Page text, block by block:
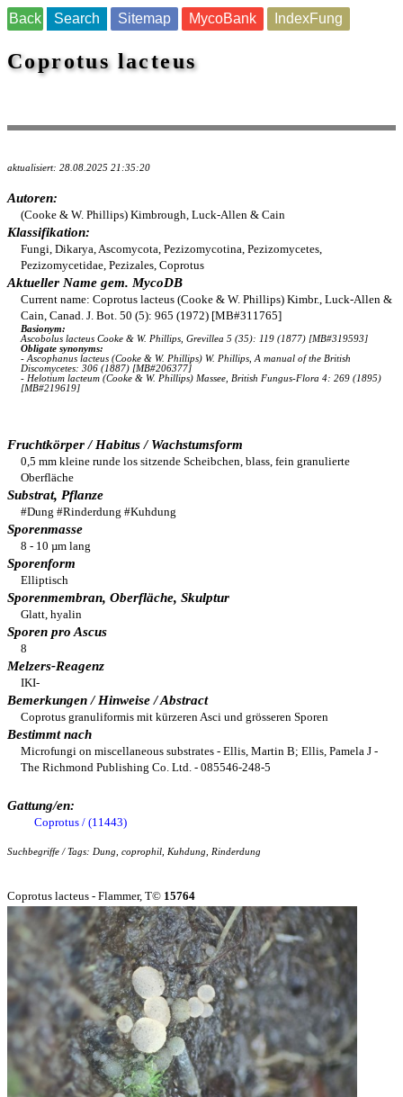
Back Search Sitemap MycoBank IndexFung
Coprotus lacteus
aktualisiert: 28.08.2025 21:35:20
Autoren:
(Cooke & W. Phillips) Kimbrough, Luck-Allen & Cain
Klassifikation:
Fungi, Dikarya, Ascomycota, Pezizomycotina, Pezizomycetes,
Pezizomycetidae, Pezizales, Coprotus
Aktueller Name gem. MycoDB
Current name: Coprotus lacteus (Cooke & W. Phillips) Kimbr., Luck-Allen &
Cain, Canad. J. Bot. 50 (5): 965 (1972) [MB#311765]
Basionym:
Ascobolus lacteus Cooke & W. Phillips, Grevillea 5 (35): 119 (1877) [MB#319593]
Obligate synonyms:
- Ascophanus lacteus (Cooke & W. Phillips) W. Phillips, A manual of the British
Discomycetes: 306 (1887) [MB#206377]
- Helotium lacteum (Cooke & W. Phillips) Massee, British Fungus-Flora 4: 269 (1895)
[MB#219619]
Fruchtkörper / Habitus / Wachstumsform
0,5 mm kleine runde los sitzende Scheibchen, blass, fein granulierte
Oberfläche
Substrat, Pflanze
#Dung #Rinderdung #Kuhdung
Sporenmasse
8 - 10 µm lang
Sporenform
Elliptisch
Sporenmembran, Oberfläche, Skulptur
Glatt, hyalin
Sporen pro Ascus
8
Melzers-Reagenz
IKI-
Bemerkungen / Hinweise / Abstract
Coprotus granuliformis mit kürzeren Asci und grösseren Sporen
Bestimmt nach
Microfungi on miscellaneous substrates - Ellis, Martin B; Ellis, Pamela J -
The Richmond Publishing Co. Ltd. - 085546-248-5
Gattung/en:
Coprotus / (11443)
Suchbegriffe / Tags: Dung, coprophil, Kuhdung, Rinderdung
Coprotus lacteus - Flammer, T© 15764